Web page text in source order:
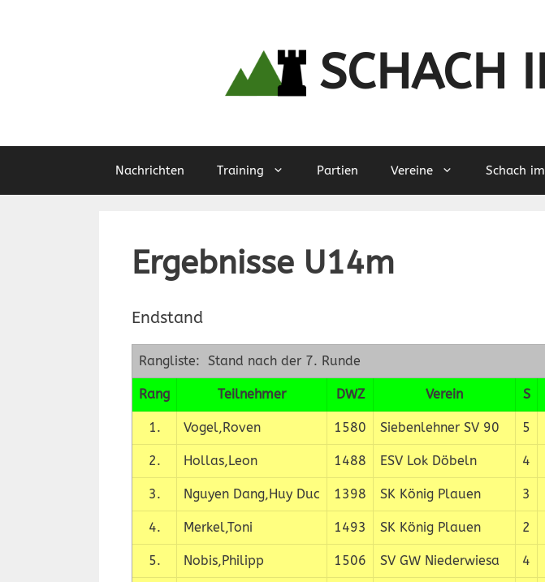
SCHACH
Nachrichten Training Partien Vereine Schach
Ergebnisse U14m
Endstand
Rangliste: Stand nach der 7. Runde
Rang Teilnehmer DWZ Verein S
1. Vogel,Roven 1580 Siebenlehner SV 90 5
2. Hollas,Leon 1488 ESV Lok Döbeln 4
3. Nguyen Dang,Huy Duc 1398 SK König Plauen 3
4. Merkel,Toni 1493 SK König Plauen 2
5. Nobis,Philipp 1506 SV GW Niederwiesa 4